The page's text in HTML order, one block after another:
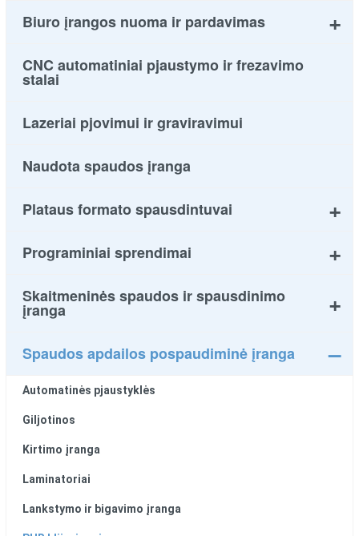
Biuro įrangos nuoma ir pardavimas
CNC automatiniai pjaustymo ir frezavimo
stalai
Lazeriai pjovimui ir graviravimui
Naudota spaudos įranga
Plataus formato spausdintuvai
Programiniai sprendimai
Skaitmeninės spaudos ir spausdinimo
įranga
Spaudos apdailos pospaudiminė įranga
Automatinės pjaustyklės
Giljotinos
Kirtimo įranga
Laminatoriai
Lankstymo ir bigavimo įranga